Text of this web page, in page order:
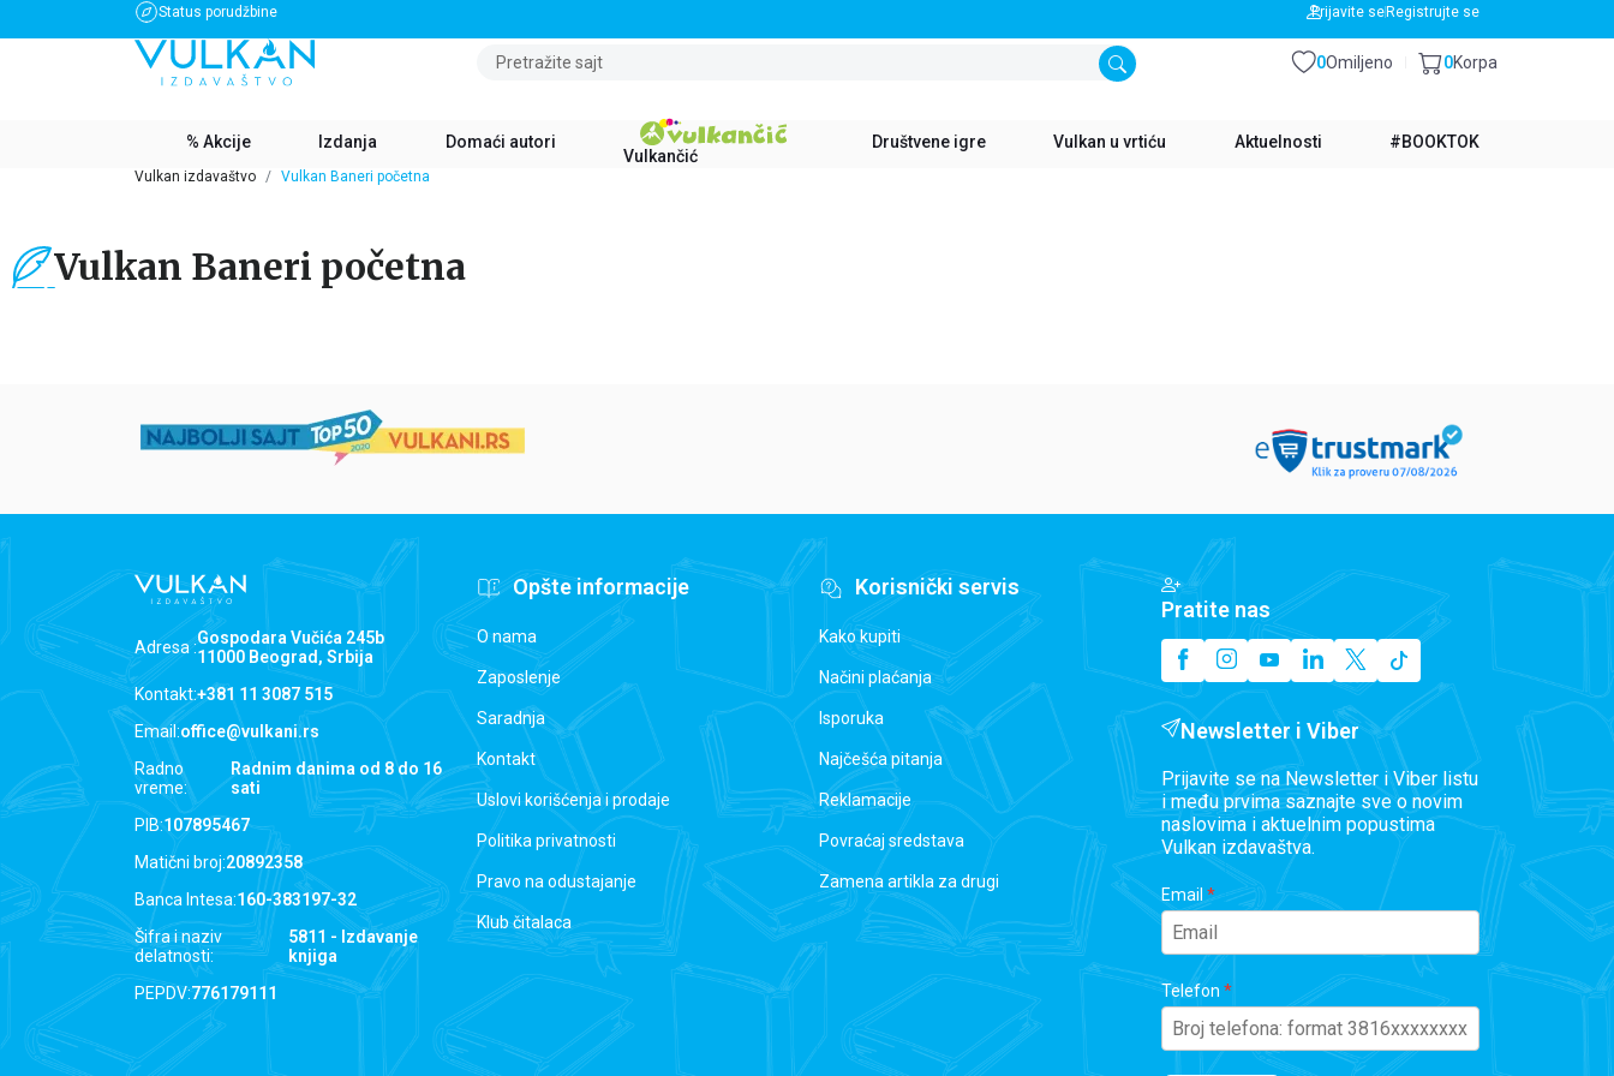
Status porudžbine
BESPLATNA DOSTAVA ZA IZNOS PREKO 3500 RSD BESPLATNA DOSTAVA ZA IZNOS PREKO 3500 RSD
Prijavite se Registrujte se
Pretražite sajt Omiljeno
0 Korpa
0
% Akcije Izdanja Domaći autori
Vulkančić
Društvene igre Vulkan u vrtiću Aktuelnosti #BOOKTOK
Vulkan izdavaštvo Vulkan Baneri početna
Vulkan Baneri početna
Adresa :Gospodara Vučića 245b
11000 Beograd, Srbija
Kontakt:+381 11 3087 515
Email:office@vulkani.rs
Radno
vreme:
Radnim danima od 8 do 16
sati
PIB:107895467
Matični broj:20892358
Banca Intesa:160-383197-32
Šifra i naziv
delatnosti:
5811 - Izdavanje
knjiga
PEPDV:776179111
Opšte informacije
O nama
Zaposlenje
Saradnja
Kontakt
Uslovi korišćenja i prodaje
Politika privatnosti
Pravo na odustajanje
Klub čitalaca
Korisnički servis
Kako kupiti
Načini plaćanja
Isporuka
Najčešća pitanja
Reklamacije
Povraćaj sredstava
Zamena artikla za drugi
Pratite nas
Newsletter i Viber
Prijavite se na Newsletter i Viber listu
i među prvima saznajte sve o novim
naslovima i aktuelnim popustima
Vulkan izdavaštva.
Email
Telefon